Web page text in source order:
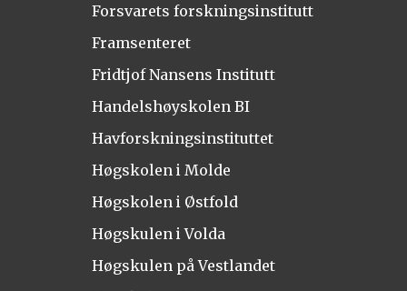
Forsvarets forskningsinstitutt
Framsenteret
Fridtjof Nansens Institutt
Handelshøyskolen BI
Havforskningsinstituttet
Høgskolen i Molde
Høgskolen i Østfold
Høgskulen i Volda
Høgskulen på Vestlandet